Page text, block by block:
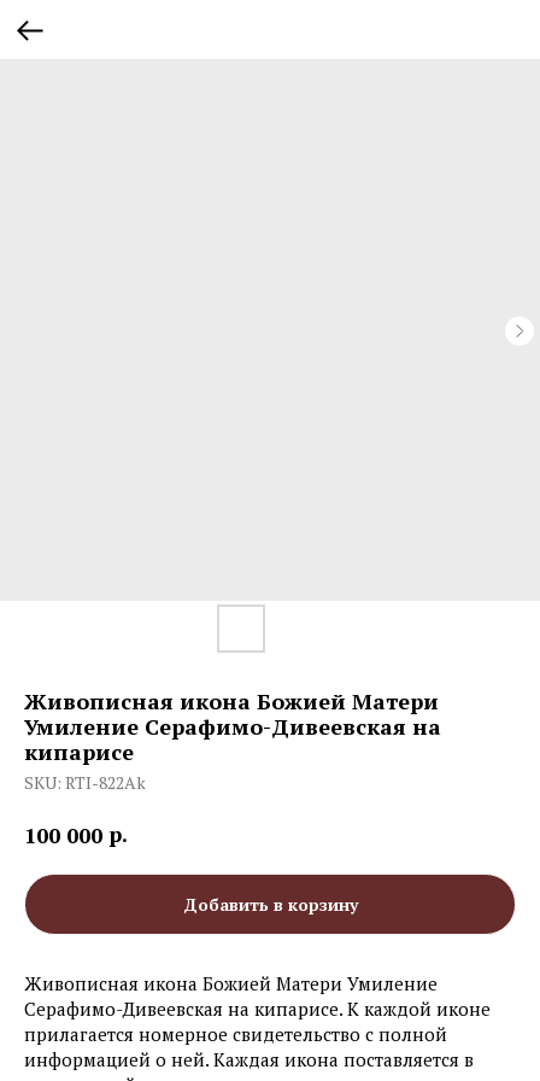
Живописная икона Божией Матери
Умиление Серафимо-Дивеевская на
кипарисе
SKU: RTI-822Ak
100 000 р.
Добавить в корзину
Живописная икона Божией Матери Умиление
Серафимо-Дивеевская на кипарисе. К каждой иконе
прилагается номерное свидетельство с полной
информацией о ней. Каждая икона поставляется в